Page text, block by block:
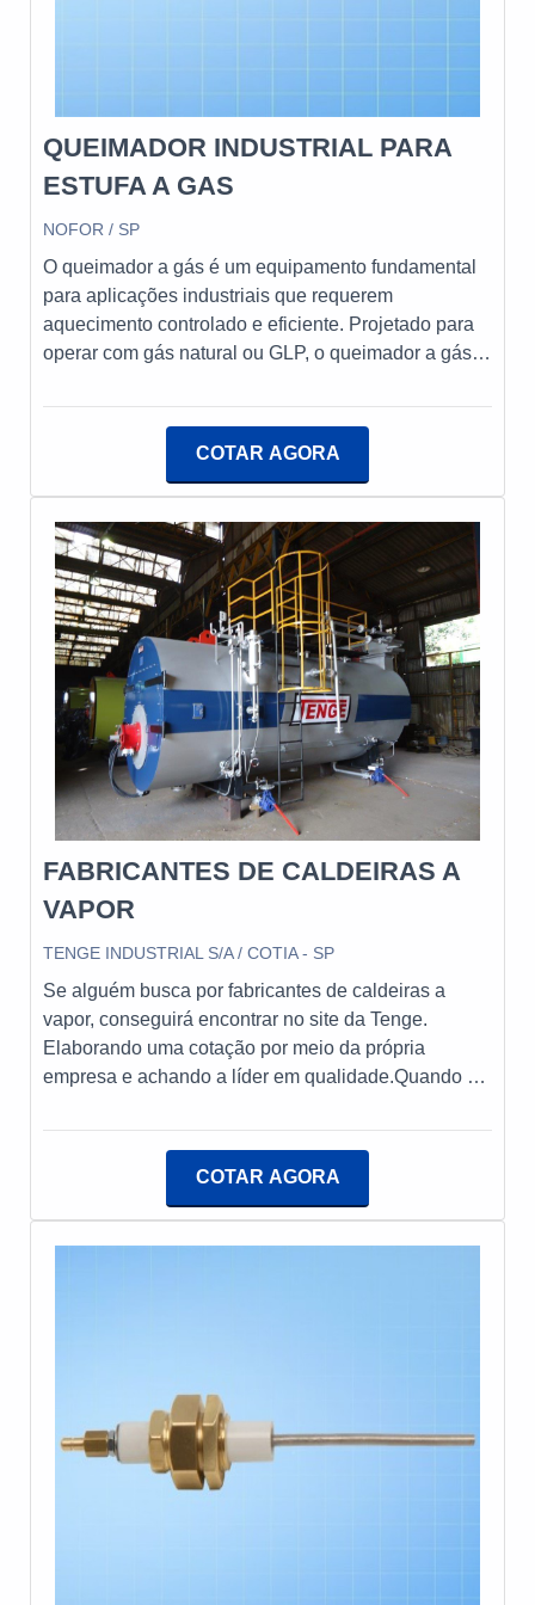
carteira de clientes....
QUEIMADOR INDUSTRIAL PARA
ESTUFA A GAS
NOFOR / SP
O queimador a gás é um equipamento fundamental
para aplicações industriais que requerem
aquecimento controlado e eficiente. Projetado para
operar com gás natural ou GLP, o queimador a gás
combustão, proporcionando uma chama estável e
óleo, gás e dual, além de uma ampla gama de
equipamentos e acessórios para combustão
industrial. Com atuação em todo o Brasil e
exportação para diversos países, a Nofor se destaca
pelo compromisso com a qualidade e o excelente
atendimento, estando sempre à disposição para
atender todas as solicitações de seus clientes.
COTAR AGORA
FABRICANTES DE CALDEIRAS A
VAPOR
TENGE INDUSTRIAL S/A / COTIA - SP
Se alguém busca por fabricantes de caldeiras a
vapor, conseguirá encontrar no site da Tenge.
Elaborando uma cotação por meio da própria
empresa e achando a líder em qualidade.Quando o
cliente conseguirá ótima qualidade com assessoria
VAPORA Tenge objetiva seus reforços em oferecer
aos parceiros uma estrutura com instalada em uma
área de atuação. A Tenge se mostra referência por
ter: Comprometimento com o resultado dos clientes;
Equipamentos de última geração; Assessoria técnica
especializada.Ainda focando em fabricantes de
COTAR AGORA